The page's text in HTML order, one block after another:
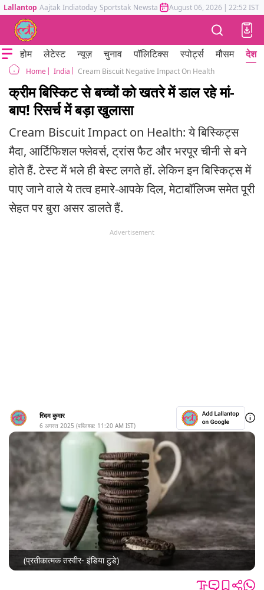
Lallantop Aajtak Indiatoday Sportstak Newstak Mumbai Tak Astrotak
August 06, 2026 | 22:52 IST
होम लेटेस्ट न्यूज़ चुनाव पॉलिटिक्स स्पोर्ट्स मौसम देश
Home India Cream Biscuit Negative Impact On Health
क्रीम बिस्किट से बच्चों को खतरे में डाल रहे मां-
बाप! रिसर्च में बड़ा खुलासा
Cream Biscuit Impact on Health: ये बिस्किट्स
मैदा, आर्टिफिशल फ्लेवर्स, ट्रांस फैट और भरपूर चीनी से बने
होते हैं. टेस्ट में भले ही बेस्ट लगते हों. लेकिन इन बिस्किट्स में
पाए जाने वाले ये तत्व हमारे-आपके दिल, मेटाबॉलिज्म समेत पूरी
सेहत पर बुरा असर डालते हैं.
Advertisement
रिदम कुमार
6 अगस्त 2025 (पब्लिश्ड: 11:20 AM IST)
(प्रतीकात्मक तस्वीर- इंडिया टुडे)